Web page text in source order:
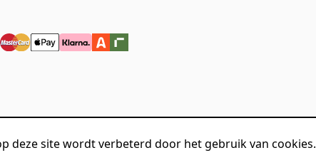
deze site wordt verbeterd door het gebruik van cookies.